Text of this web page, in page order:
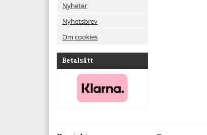
Nyheter
Nyhetsbrev
Om cookies
Betalsätt